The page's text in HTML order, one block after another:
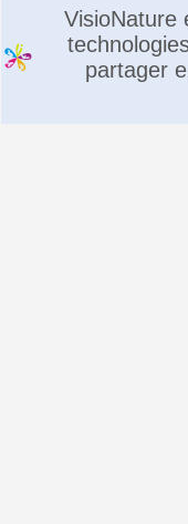
VisioNature
partager